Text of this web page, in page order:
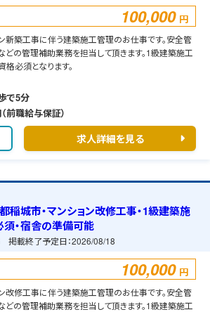
100,000 円
新築工事に伴う建築施工管理のお仕事です。安全管
どの管理補助業務を担当して頂きます。1級建築施工
必須となります。
で5分
前職給与保証）
求人詳細を見る
稲城市・マンション改修工事・1級建築施
・宿舎の準備可能
掲載終了予定日：2026/08/18
100,000 円
改修工事に伴う建築施工管理のお仕事です。安全管
どの管理補助業務を担当して頂きます。1級建築施工